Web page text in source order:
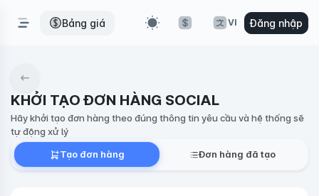
Bảng giá VI Đăng nhập
KHỞI TẠO ĐƠN HÀNG SOCIAL
Hãy khởi tạo đơn hàng theo đúng thông tin yêu cầu và hệ thống sẽ
tự động xử lý
Tạo đơn hàng
Đơn hàng đã tạo